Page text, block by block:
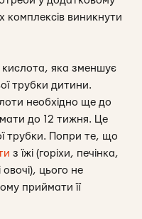
комплексів виникнути
яка зменшує
трубки дитини.
необхідно ще до
до 12 тижня. Це
трубки. Попри те, що
з їжі (горіхи, печінка,
цього не
приймати її